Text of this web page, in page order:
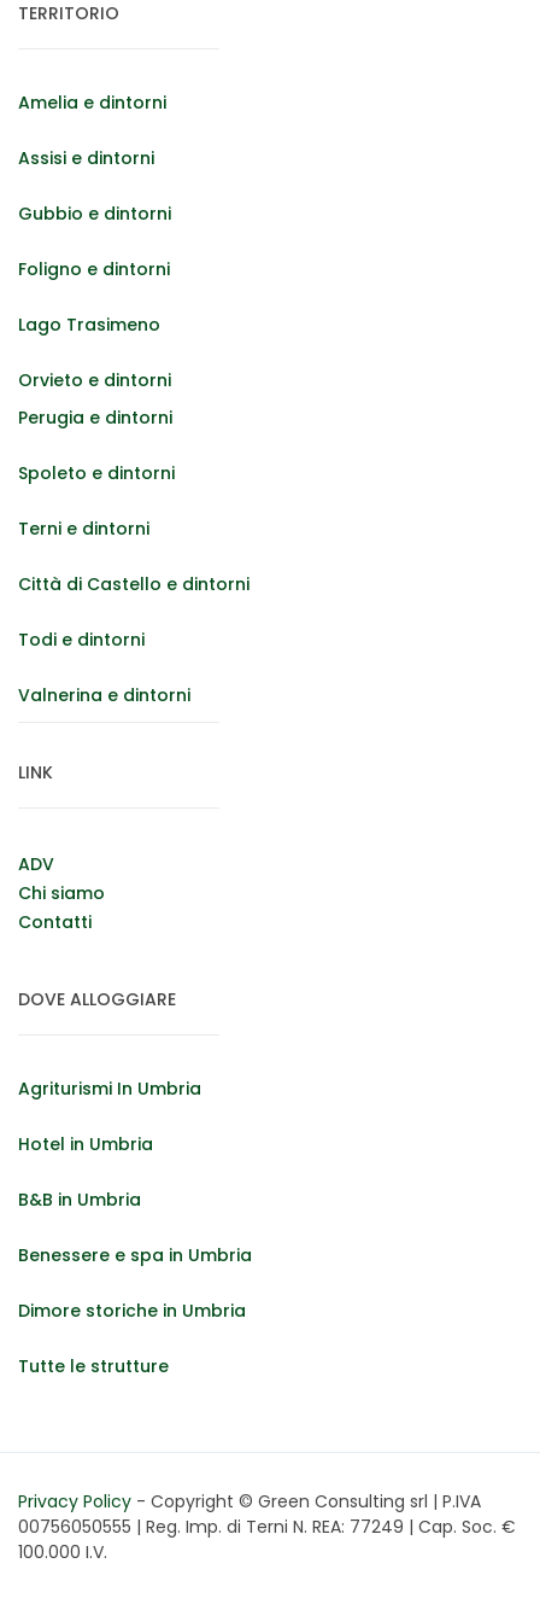
TERRITORIO
Amelia e dintorni
Assisi e dintorni
Gubbio e dintorni
Foligno e dintorni
Lago Trasimeno
Orvieto e dintorni
Perugia e dintorni
Spoleto e dintorni
Terni e dintorni
Città di Castello e dintorni
Todi e dintorni
Valnerina e dintorni
LINK
ADV
Chi siamo
Contatti
DOVE ALLOGGIARE
Agriturismi In Umbria
Hotel in Umbria
B&B in Umbria
Benessere e spa in Umbria
Dimore storiche in Umbria
Tutte le strutture
Privacy Policy - Copyright © Green Consulting srl | P.IVA
00756050555 | Reg. Imp. di Terni N. REA: 77249 | Cap. Soc. €
100.000 I.V.